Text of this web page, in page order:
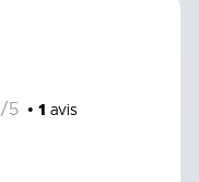
/5 • 1 avis